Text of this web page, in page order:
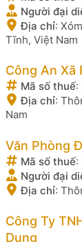
Người đại
Địa chỉ:
Tĩnh, Việt Nam
Công An Xã
Mã số thuế:
Địa chỉ:
Nam
Văn Phòng
Mã số thuế:
Người đại
Địa chỉ:
Công Ty
Dung